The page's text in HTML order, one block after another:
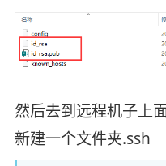
然后去到远程机子上
新建一个文件夹.ssh